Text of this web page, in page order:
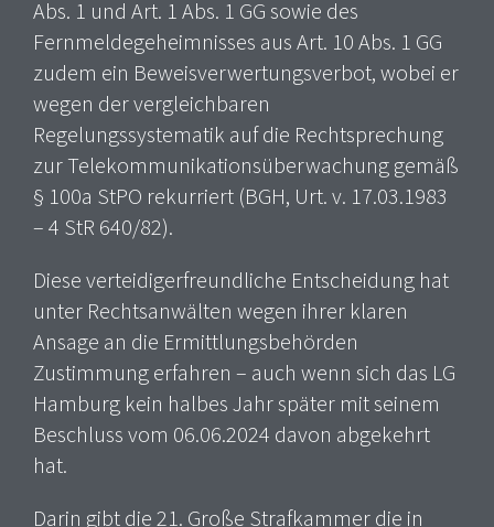
Abs. 1 und Art. 1 Abs. 1 GG sowie des
Fernmeldegeheimnisses aus Art. 10 Abs. 1 GG
zudem ein Beweisverwertungsverbot, wobei er
wegen der vergleichbaren
Regelungssystematik auf die Rechtsprechung
zur Telekommunikationsüberwachung gemäß
§ 100a StPO rekurriert (BGH, Urt. v. 17.03.1983
– 4 StR 640/82).
Diese verteidigerfreundliche Entscheidung hat
unter Rechtsanwälten wegen ihrer klaren
Ansage an die Ermittlungsbehörden
Zustimmung erfahren – auch wenn sich das LG
Hamburg kein halbes Jahr später mit seinem
Beschluss vom 06.06.2024 davon abgekehrt
hat.
Darin gibt die 21. Große Strafkammer die in